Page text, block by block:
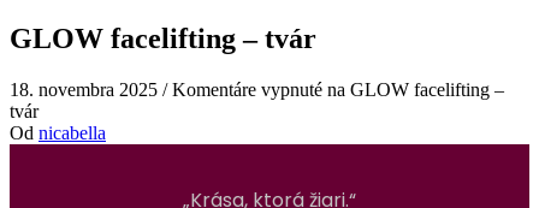
GLOW facelifting – tvár
18. novembra 2025 / Komentáre vypnuté na GLOW facelifting –
tvár
Od nicabella
„Krása, ktorá žiari.“